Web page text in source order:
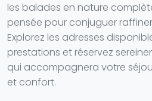
les balades en nature
pensée pour conjuguer
Explorez les adresses
prestations et réservez
qui accompagnera votre
et confort.